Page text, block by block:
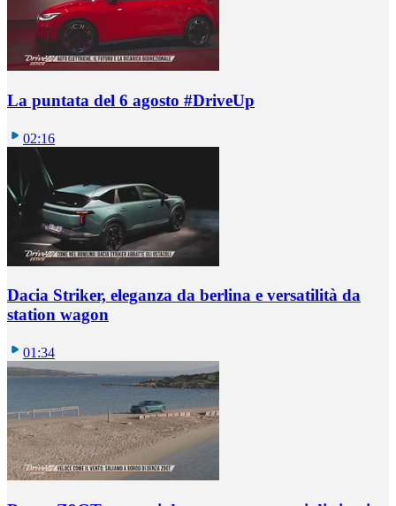
La puntata del 6 agosto #DriveUp
02:16
Dacia Striker, eleganza da berlina e versatilità da
station wagon
01:34